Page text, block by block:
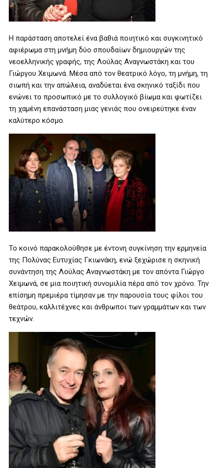
Η παράσταση αποτελεί ένα βαθιά ποιητικό και συγκινητικό
αφιέρωμα στη μνήμη δύο σπουδαίων δημιουργών της
νεοελληνικής γραφής, της Λούλας Αναγνωστάκη και του
Γιώργου Χειμωνά. Μέσα από τον θεατρικό λόγο, τη μνήμη, τη
σιωπή και την απώλεια, αναδύεται ένα σκηνικό ταξίδι που
ενώνει το προσωπικό με το συλλογικό βίωμα και φωτίζει
τη χαμένη επανάσταση μιας γενιάς που ονειρεύτηκε έναν
καλύτερο κόσμο.
Το κοινό παρακολούθησε με έντονη συγκίνηση την ερμηνεία
της Πολύνας Ευτυχίας Γκιωνάκη, ενώ ξεχώρισε η σκηνική
συνάντηση της Λούλας Αναγνωστάκη με τον απόντα Γιώργο
Χειμωνά, σε μια ποιητική συνομιλία πέρα από τον χρόνο. Την
επίσημη πρεμιέρα τίμησαν με την παρουσία τους φίλοι του
θεάτρου, καλλιτέχνες και άνθρωποι των γραμμάτων και των
τεχνών.